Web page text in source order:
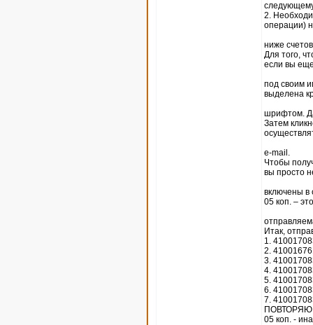
2.
операции)
ниже
Для того,
если вы
под своим
выделена
шрифтом.
Затем
e-mail.
Чтобы
вы просто
включены в
05 коп. – это
Итак,
1.
2.
3.
4.
5.
6.
7.
ПОВТОРЯЮ,
05 коп. -